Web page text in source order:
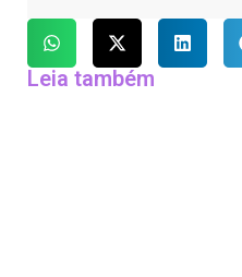
Leia também